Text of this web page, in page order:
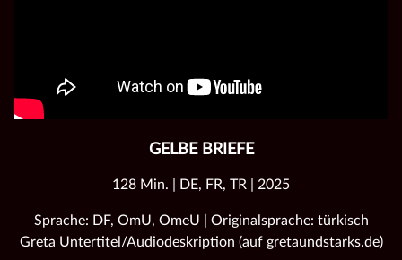
GELBE BRIEFE
128 Min. | DE, FR, TR | 2025
Sprache: DF, OmU, OmeU | Originalsprache: türkisch
Greta Untertitel/Audiodeskription (auf gretaundstarks.de)